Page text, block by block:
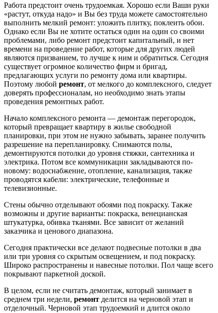
Работа предстоит очень трудоемкая. Хорошо если Ваши руки
«растут, откуда надо» и Вы без труда можете самостоятельно
выполнить мелкий ремонт: уложить плитку, поклеить обои.
Однако если Вы не хотите остаться один на один со своими
проблемами, либо ремонт предстоит капитальный, и нет
времени на проведение работ, которые для других людей
являются призванием, то лучше к ним и обратиться. Сегодня
существует огромное количество фирм и бригад,
предлагающих услуги по ремонту дома или квартиры.
Поэтому любой ремонт, от мелкого до комплексного, следует
доверять профессионалам, но необходимо знать этапы
проведения ремонтных работ.
Начало комплексного ремонта — демонтаж перегородок,
который превращает квартиру в жилье свободной
планировки, при этом не нужно забывать, заранее получить
разрешение на перепланировку. Снимаются полы,
демонтируются потолки до уровня стяжки, сантехника и
электрика. Потом все коммуникации закладываются по-
новому: водоснабжение, отопление, канализация, также
проводятся кабели: электрические, телефонные и
телевизионные.
Стены обычно отделывают обоями под покраску. Также
возможны и другие варианты: покраска, венецианская
штукатурка, обивка тканями. Все зависит от желаний
заказчика и ценового диапазона.
Сегодня практически все делают подвесные потолки в два
или три уровня со скрытым освещением, и под покраску.
Широко распространены и навесные потолки. Пол чаще всего
покрывают паркетной доской.
В целом, если не считать демонтаж, который занимает в
среднем три недели, ремонт делится на черновой этап и
отделочный. Черновой этап трудоемкий и длится около